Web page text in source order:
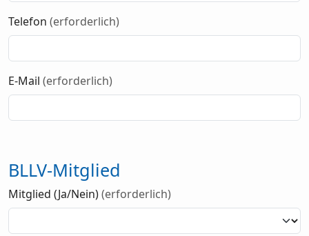
Telefon (erforderlich)
E-Mail (erforderlich)
BLLV-Mitglied
Mitglied (Ja/Nein)(erforderlich)